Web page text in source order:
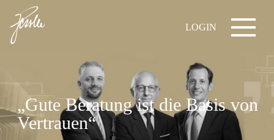
LOGIN
„Gute Beratung ist die Basis von
Vertrauen“